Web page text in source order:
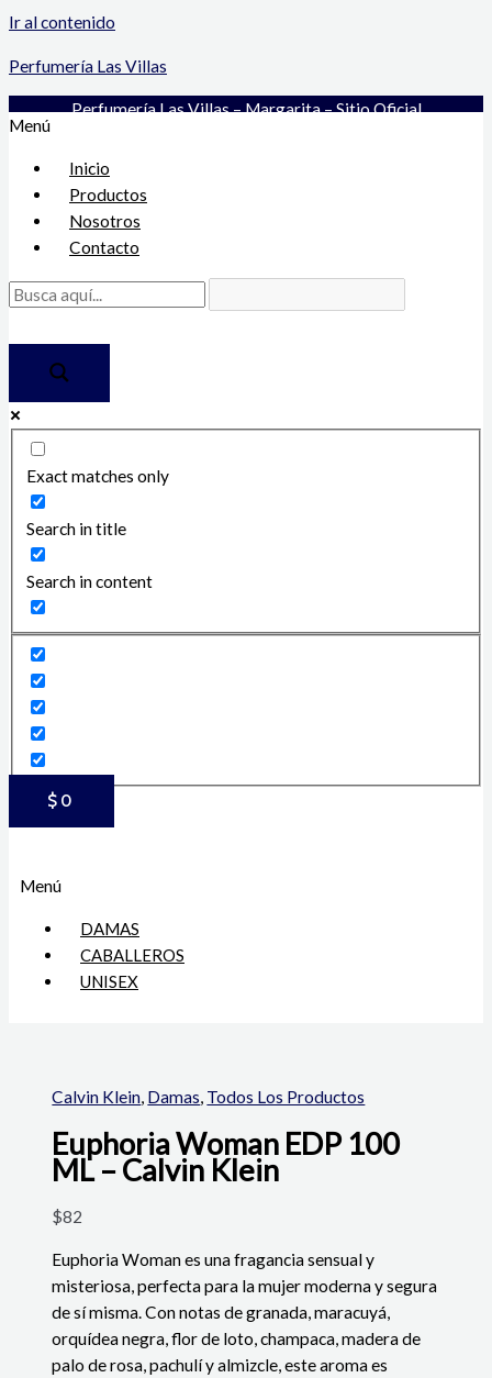
Ir al contenido
Perfumería Las Villas
Perfumería Las Villas – Margarita – Sitio Oficial
Menú
Inicio
Productos
Nosotros
Contacto
Exact matches only
Search in title
Search in content
$ 0
Menú
DAMAS
CABALLEROS
UNISEX
Calvin Klein, Damas, Todos Los Productos
Euphoria Woman EDP 100
ML – Calvin Klein
$82
Euphoria Woman es una fragancia sensual y
misteriosa, perfecta para la mujer moderna y segura
de sí misma. Con notas de granada, maracuyá,
orquídea negra, flor de loto, champaca, madera de
palo de rosa, pachulí y almizcle, este aroma es